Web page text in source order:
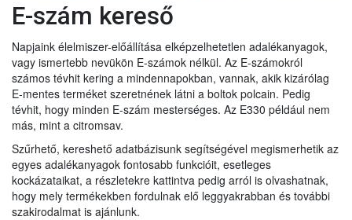
E-szám kereső
Napjaink élelmiszer-előállítása elképzelhetetlen adalékanyagok,
vagy ismertebb nevükön E-számok nélkül. Az E-számokról
számos tévhit kering a mindennapokban, vannak, akik kizárólag
E-mentes terméket szeretnének látni a boltok polcain. Pedig
tévhit, hogy minden E-szám mesterséges. Az E330 például nem
más, mint a citromsav.
Szűrhető, kereshető adatbázisunk segítségével megismerhetik az
egyes adalékanyagok fontosabb funkcióit, esetleges
kockázataikat, a részletekre kattintva pedig arról is olvashatnak,
hogy mely termékekben fordulnak elő leggyakrabban és további
szakirodalmat is ajánlunk.